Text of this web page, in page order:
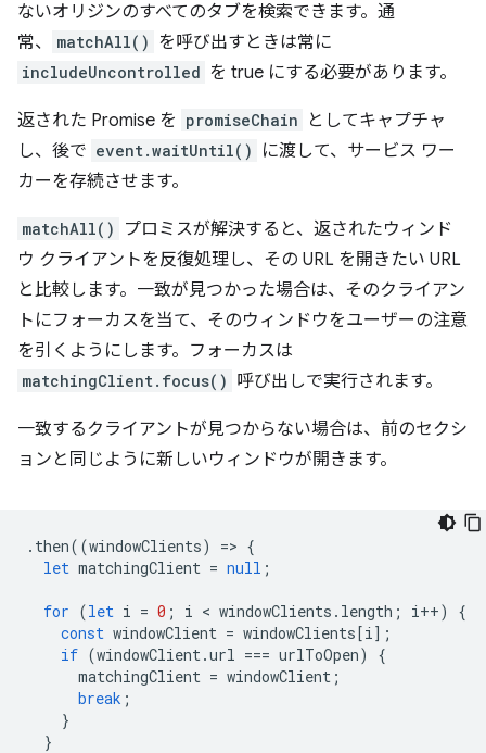
ないオリジンのすべてのタブを検索できます。通
常、
matchAll() を呼び出すときは常に
includeUncontrolled を true にする必要があります。
返された Promise を promiseChain
としてキャプチャ
し、後で event.waitUntil()
に渡して、サービス ワー
カーを存続させます。
matchAll()
プロミスが解決すると、返されたウィンド
ウ クライアントを反復処理し、その URL を開きたい URL
と比較します。一致が見つかった場合は、そのクライアン
トにフォーカスを当て、そのウィンドウをユーザーの注意
を引くようにします。フォーカスは
matchingClient.focus() 呼び出しで実行されます。
一致するクライアントが見つからない場合は、前のセクシ
ョンと同じように新しいウィンドウが開きます。
. then((windowClients) => {
let matchingClient = null ;
for (let i = 0 ; i < windowClients . length ; i++)
{
const windowClient = windowClients[i];
if (windowClient.url === urlToOpen)
{
matchingClient = windowClient ;
break ;
}
}